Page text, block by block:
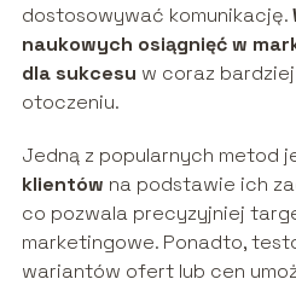
dostosowywać komunikację.
naukowych osiągnięć w
dla sukcesu w coraz
otoczeniu.
Jedną z popularnych metod
klientów na podstawie ich
co pozwala precyzyjniej
marketingowe. Ponadto,
wariantów ofert lub cen